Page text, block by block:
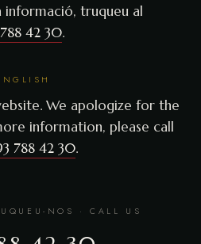
informació, truqueu al
42 30.
We apologize for the
information, please call
788 42 30.
NOS · CALL US